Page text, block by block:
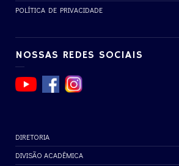
POLÍTICA DE PRIVACIDADE
NOSSAS REDES SOCIAIS
DIRETORIA
DIVISÃO ACADÊMICA